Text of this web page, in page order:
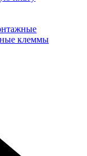
клеммы